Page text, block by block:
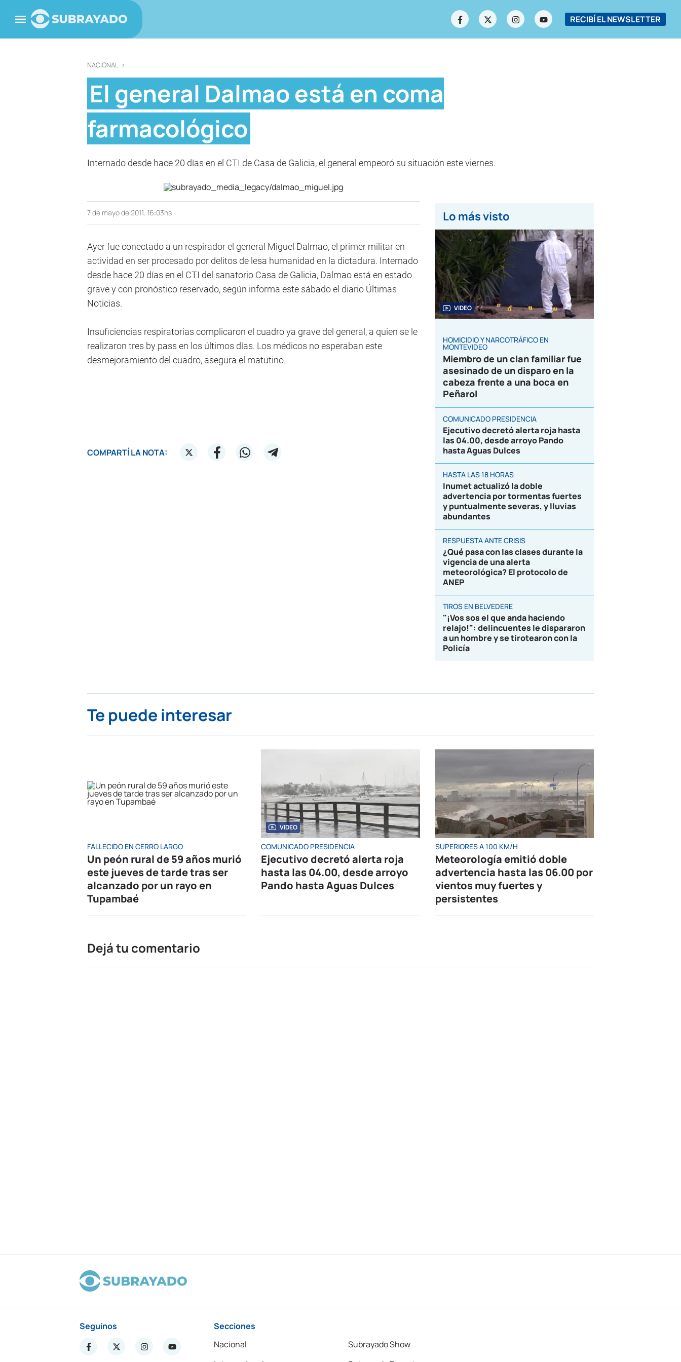
RECIBÍ EL NEWSLETTER
NACIONAL >
El general Dalmao está en coma
farmacológico
Internado desde hace 20 días en el CTI de Casa de Galicia, el general empeoró su situación este viernes.
7 de mayo de 2011, 16:03hs
Ayer fue conectado a un respirador el general Miguel Dalmao, el primer militar en
actividad en ser procesado por delitos de lesa humanidad en la dictadura. Internado
desde hace 20 días en el CTI del sanatorio Casa de Galicia, Dalmao está en estado
grave y con pronóstico reservado, según informa este sábado el diario Últimas
Noticias.
Insuficiencias respiratorias complicaron el cuadro ya grave del general, a quien se le
realizaron tres by pass en los últimos días. Los médicos no esperaban este
desmejoramiento del cuadro, asegura el matutino.
COMPARTÍ LA NOTA:
Lo más visto
VIDEO
HOMICIDIO Y NARCOTRÁFICO EN
MONTEVIDEO
Miembro de un clan familiar fue
asesinado de un disparo en la
cabeza frente a una boca en
Peñarol
COMUNICADO PRESIDENCIA
Ejecutivo decretó alerta roja hasta
las 04.00, desde arroyo Pando
hasta Aguas Dulces
HASTA LAS 18 HORAS
Inumet actualizó la doble
advertencia por tormentas fuertes
y puntualmente severas, y lluvias
abundantes
RESPUESTA ANTE CRISIS
¿Qué pasa con las clases durante la
vigencia de una alerta
meteorológica? El protocolo de
ANEP
TIROS EN BELVEDERE
"¡Vos sos el que anda haciendo
relajo!": delincuentes le dispararon
a un hombre y se tirotearon con la
Policía
Te puede interesar
FALLECIDO EN CERRO LARGO
Un peón rural de 59 años murió
este jueves de tarde tras ser
alcanzado por un rayo en
Tupambaé
VIDEO
COMUNICADO PRESIDENCIA
Ejecutivo decretó alerta roja
hasta las 04.00, desde arroyo
Pando hasta Aguas Dulces
SUPERIORES A 100 KM/H
Meteorología emitió doble
advertencia hasta las 06.00 por
vientos muy fuertes y
persistentes
Dejá tu comentario
Seguinos
Secciones
Nacional
Subrayado Show